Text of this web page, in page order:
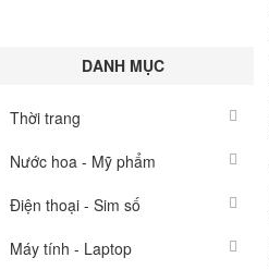
DANH MỤC
Thời trang
Nước hoa - Mỹ phẩm
Điện thoại - Sim số
Máy tính - Laptop